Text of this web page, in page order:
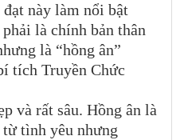
này làm nổi bật
là chính bản thân
là “hồng ân”
tích Truyền Chức
và rất sâu. Hồng ân là
tình yêu nhưng